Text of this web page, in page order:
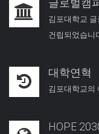
글로벌캠
김포대학교
건립되었습니
대학연혁
김포대학교의
HOPE